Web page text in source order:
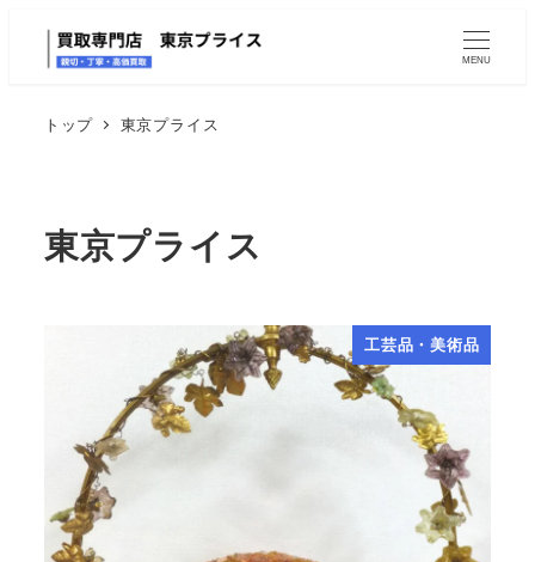
MENU
トップ 東京プライス
東京プライス
工芸品・美術品